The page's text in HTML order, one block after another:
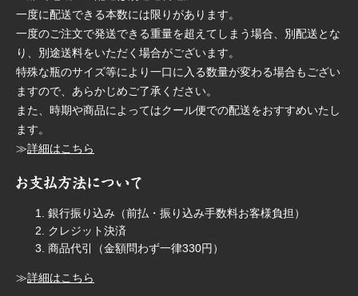
一度に配送できる本数には限りがあります。
一度のご注文で発送できる重量を超えてしまう場合、別配送とな
り、別途送料をいただく場合がございます。
特殊な瓶のサイズ等により一口に入る数量が変わる場合もござい
ますので、あらかじめご了承ください。
また、時期や商品によってはクール便での配送をおすすめいたし
ます。
≫詳細はこちら
銀行振り込み（前払・振り込み手数料お客様負担）
クレジット決済
商品代引（金額問わず一律330円）
≫詳細はこちら